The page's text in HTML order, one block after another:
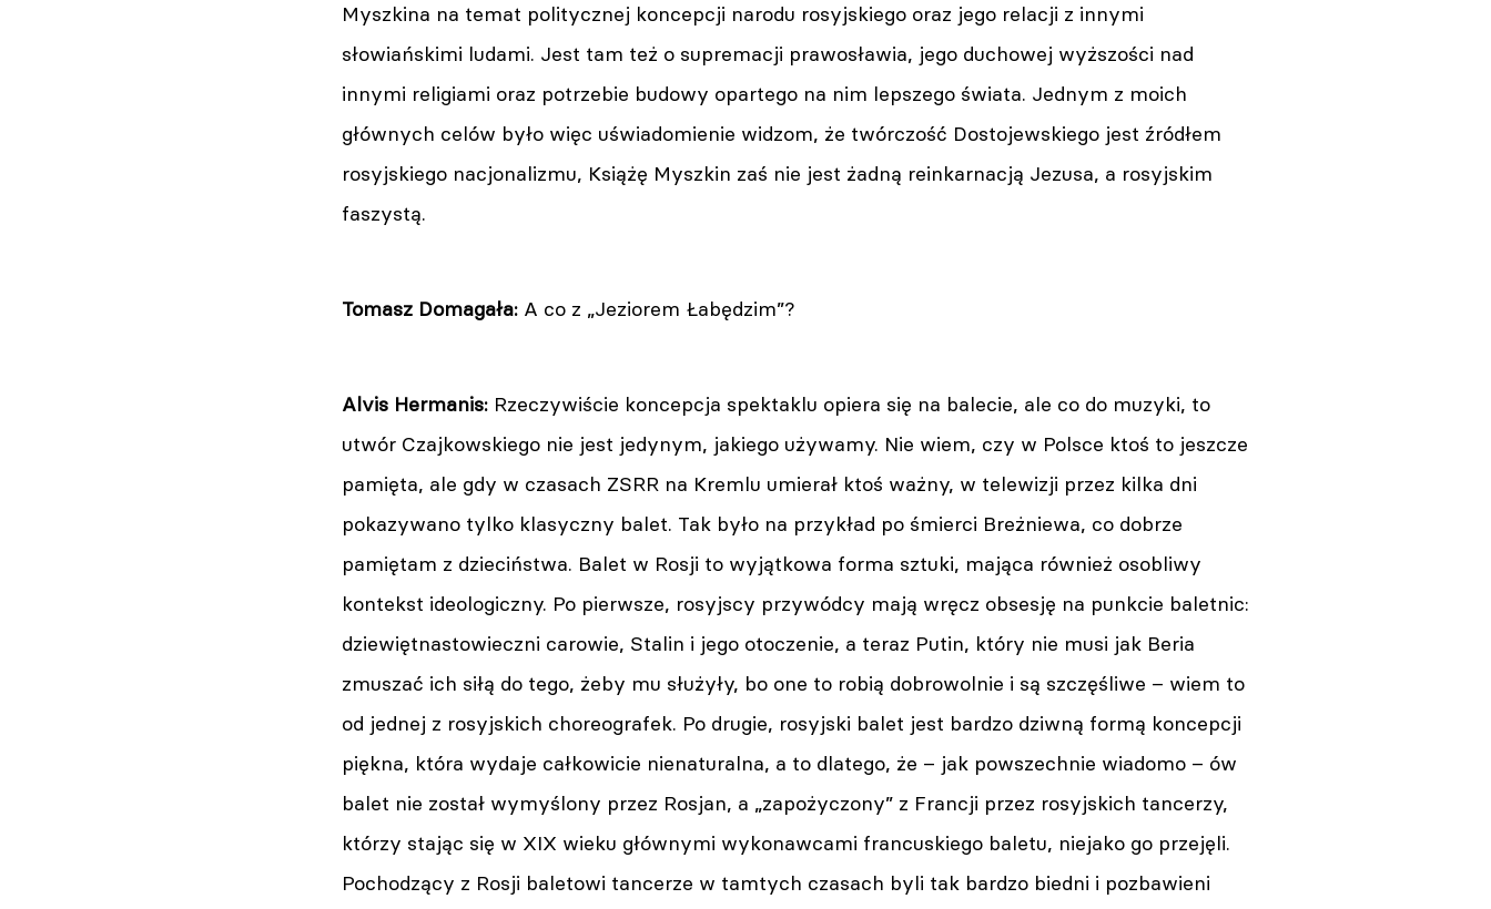
Myszkina na temat politycznej koncepcji narodu rosyjskiego oraz jego relacji z innymi
słowiańskimi ludami. Jest tam też o supremacji prawosławia, jego duchowej wyższości nad
innymi religiami oraz potrzebie budowy opartego na nim lepszego świata. Jednym z moich
głównych celów było więc uświadomienie widzom, że twórczość Dostojewskiego jest źródłem
rosyjskiego nacjonalizmu, Książę Myszkin zaś nie jest żadną reinkarnacją Jezusa, a rosyjskim
faszystą.
Tomasz Domagała: A co z „Jeziorem Łabędzim”?
Alvis Hermanis: Rzeczywiście koncepcja spektaklu opiera się na balecie, ale co do muzyki, to
utwór Czajkowskiego nie jest jedynym, jakiego używamy. Nie wiem, czy w Polsce ktoś to jeszcze
pamięta, ale gdy w czasach ZSRR na Kremlu umierał ktoś ważny, w telewizji przez kilka dni
pokazywano tylko klasyczny balet. Tak było na przykład po śmierci Breżniewa, co dobrze
pamiętam z dzieciństwa. Balet w Rosji to wyjątkowa forma sztuki, mająca również osobliwy
kontekst ideologiczny. Po pierwsze, rosyjscy przywódcy mają wręcz obsesję na punkcie baletnic:
dziewiętnastowieczni carowie, Stalin i jego otoczenie, a teraz Putin, który nie musi jak Beria
zmuszać ich siłą do tego, żeby mu służyły, bo one to robią dobrowolnie i są szczęśliwe – wiem to
od jednej z rosyjskich choreografek. Po drugie, rosyjski balet jest bardzo dziwną formą koncepcji
piękna, która wydaje całkowicie nienaturalna, a to dlatego, że – jak powszechnie wiadomo – ów
balet nie został wymyślony przez Rosjan, a „zapożyczony” z Francji przez rosyjskich tancerzy,
którzy stając się w XIX wieku głównymi wykonawcami francuskiego baletu, niejako go przejęli.
Pochodzący z Rosji baletowi tancerze w tamtych czasach byli tak bardzo biedni i pozbawieni